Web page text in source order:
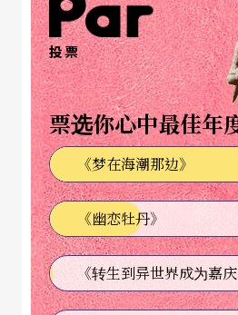
比较。的确，后者是根据前
础再继续做延伸发展，却更
演艺术》中，哈根以清晰的
方向分为三大类和其下的子
（The Actor）、演员对外的
Exercises）及演员对剧本和
lay and the Role）。而其中
ercises”是我认为她有别于
演员内在技巧的独到观点——
色的情绪扩大到对外在的物
投票
票选你心中最佳年
《梦在海潮那边》
《幽恋牡丹》